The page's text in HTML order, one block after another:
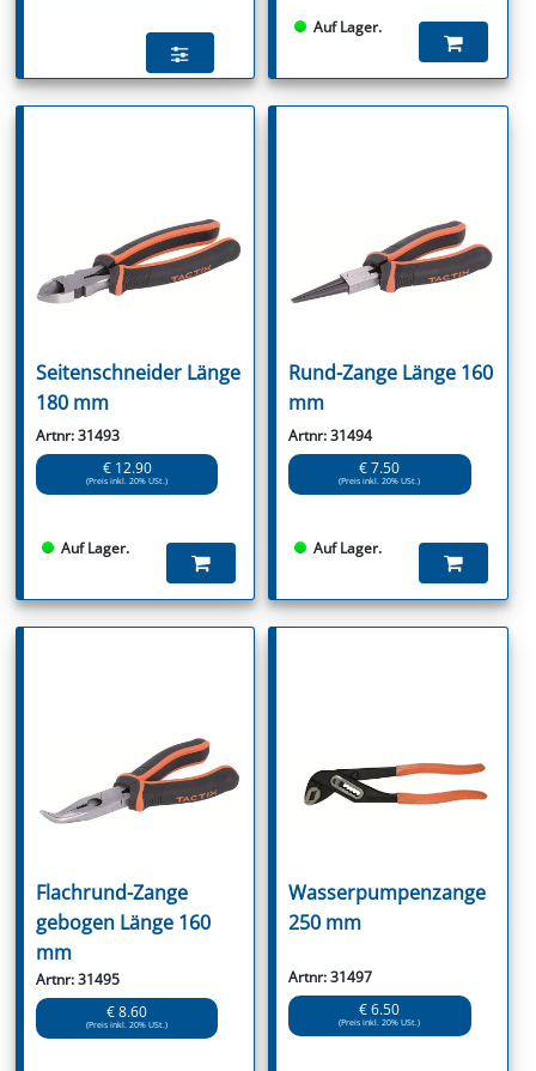
Auf Lager.
Seitenschneider Länge
180 mm
Artnr: 31493
€ 12.90
(Preis inkl. 20% USt.)
Auf Lager.
Rund-Zange Länge 160
mm
Artnr: 31494
€ 7.50
(Preis inkl. 20% USt.)
Auf Lager.
Flachrund-Zange
gebogen Länge 160
mm
Artnr: 31495
€ 8.60
(Preis inkl. 20% USt.)
Wasserpumpenzange
250 mm
Artnr: 31497
€ 6.50
(Preis inkl. 20% USt.)